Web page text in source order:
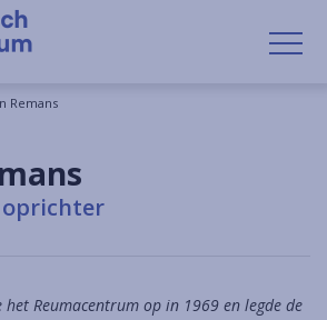
Remans
oprichter
het Reumacentrum op in 1969 en legde de